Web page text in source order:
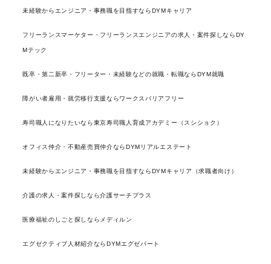
未経験からエンジニア・事務職を目指すならDYMキャリア
フリーランスマーケター・フリーランスエンジニアの求人・案件探しならDY
Mテック
既卒・第二新卒・フリーター・未経験などの就職・転職ならDYM就職
障がい者雇用・就労移行支援ならワークスバリアフリー
寿司職人になりたいなら東京寿司職人育成アカデミー（スシショク）
オフィス仲介・不動産売買仲介ならDYMリアルエステート
未経験からエンジニア・事務職を目指すならDYMキャリア（求職者向け）
介護の求人・案件探しなら介護サーチプラス
医療福祉のしごと探しならメディルン
エグゼクティブ人材紹介ならDYMエグゼパート